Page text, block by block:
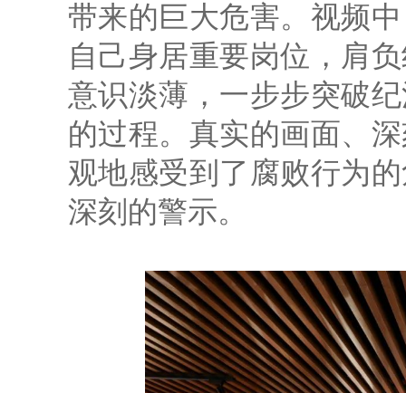
带来的巨大危害。视频
自己身居重要岗位，肩
意识淡薄，一步步突破
的过程。真实的画面、
观地感受到了腐败行为
深刻的警示。